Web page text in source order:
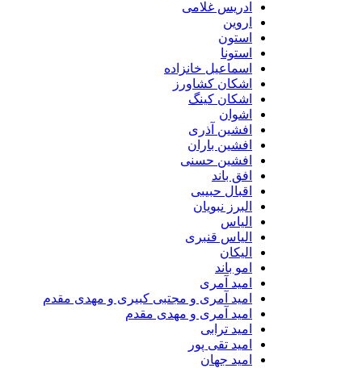
ادریس غلامی
اروین
استون
استونا
اسماعیل خانزاده
اشکان کشاورز
اشکان کینگ
اشوان
افشین آذری
افشین باران
افشین حسنی
افق باند
اقبال حبیبی
البرز نبویان
الیاس
الیاس قنبرى
الیکان
امو باند
امید آمری
امید آمری و مجتبی کبیری و مهدى مقدم
امید آمری و مهدی مقدم
امید ترابی
امید تقی پور
امید جهان